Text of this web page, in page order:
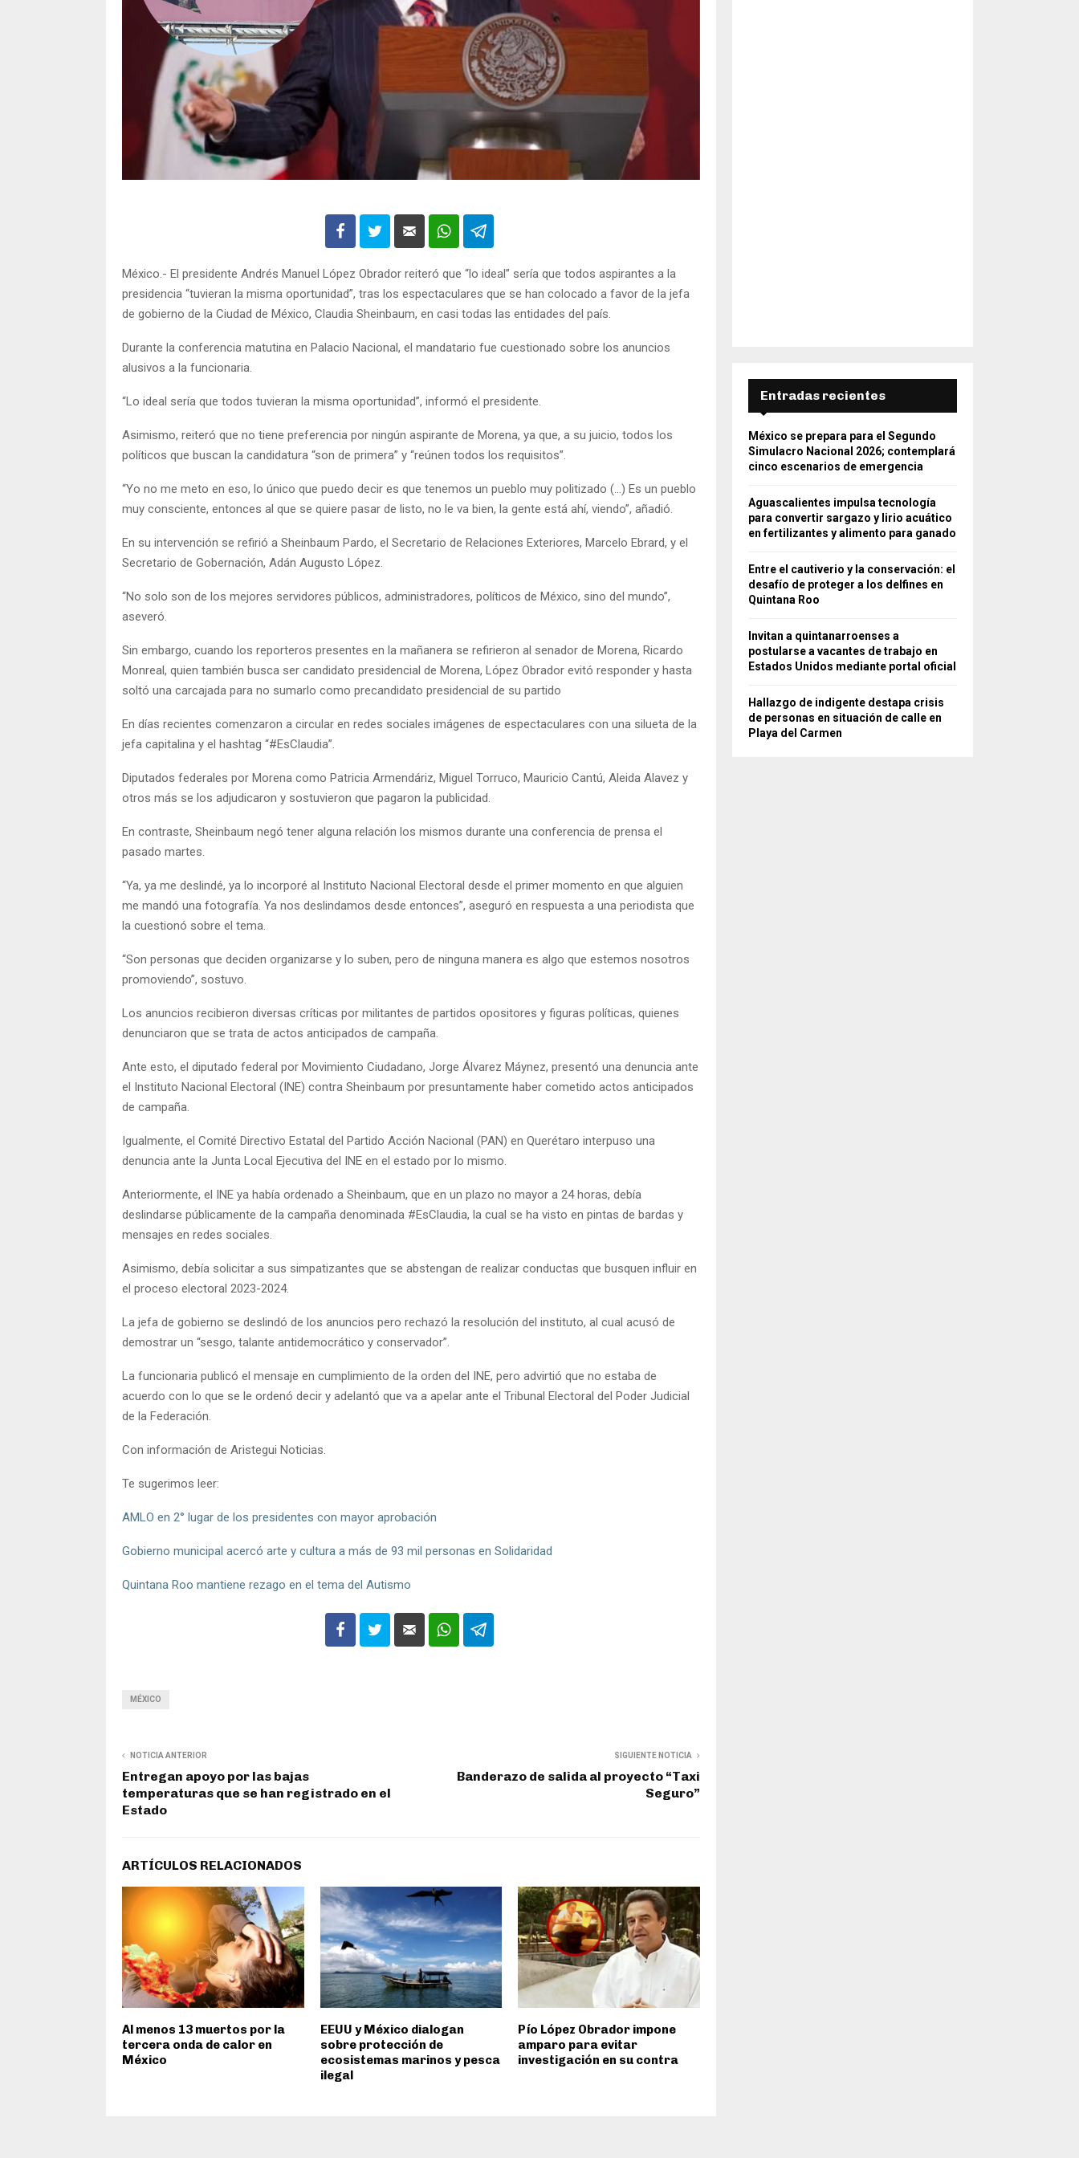
México.- El presidente Andrés Manuel López Obrador reiteró que “lo ideal” sería que todos aspirantes a la
presidencia “tuvieran la misma oportunidad”, tras los espectaculares que se han colocado a favor de la jefa
de gobierno de la Ciudad de México, Claudia Sheinbaum, en casi todas las entidades del país.
Durante la conferencia matutina en Palacio Nacional, el mandatario fue cuestionado sobre los anuncios
alusivos a la funcionaria.
“Lo ideal sería que todos tuvieran la misma oportunidad”, informó el presidente.
Asimismo, reiteró que no tiene preferencia por ningún aspirante de Morena, ya que, a su juicio, todos los
políticos que buscan la candidatura “son de primera” y “reúnen todos los requisitos”.
“Yo no me meto en eso, lo único que puedo decir es que tenemos un pueblo muy politizado (…) Es un pueblo
muy consciente, entonces al que se quiere pasar de listo, no le va bien, la gente está ahí, viendo”, añadió.
En su intervención se refirió a Sheinbaum Pardo, el Secretario de Relaciones Exteriores, Marcelo Ebrard, y el
Secretario de Gobernación, Adán Augusto López.
“No solo son de los mejores servidores públicos, administradores, políticos de México, sino del mundo”,
aseveró.
Sin embargo, cuando los reporteros presentes en la mañanera se refirieron al senador de Morena, Ricardo
Monreal, quien también busca ser candidato presidencial de Morena, López Obrador evitó responder y hasta
soltó una carcajada para no sumarlo como precandidato presidencial de su partido
En días recientes comenzaron a circular en redes sociales imágenes de espectaculares con una silueta de la
jefa capitalina y el hashtag “#EsClaudia”.
Diputados federales por Morena como Patricia Armendáriz, Miguel Torruco, Mauricio Cantú, Aleida Alavez y
otros más se los adjudicaron y sostuvieron que pagaron la publicidad.
En contraste, Sheinbaum negó tener alguna relación los mismos durante una conferencia de prensa el
pasado martes.
“Ya, ya me deslindé, ya lo incorporé al Instituto Nacional Electoral desde el primer momento en que alguien
me mandó una fotografía. Ya nos deslindamos desde entonces”, aseguró en respuesta a una periodista que
la cuestionó sobre el tema.
“Son personas que deciden organizarse y lo suben, pero de ninguna manera es algo que estemos nosotros
promoviendo”, sostuvo.
Los anuncios recibieron diversas críticas por militantes de partidos opositores y figuras políticas, quienes
denunciaron que se trata de actos anticipados de campaña.
Ante esto, el diputado federal por Movimiento Ciudadano, Jorge Álvarez Máynez, presentó una denuncia ante
el Instituto Nacional Electoral (INE) contra Sheinbaum por presuntamente haber cometido actos anticipados
de campaña.
Igualmente, el Comité Directivo Estatal del Partido Acción Nacional (PAN) en Querétaro interpuso una
denuncia ante la Junta Local Ejecutiva del INE en el estado por lo mismo.
Anteriormente, el INE ya había ordenado a Sheinbaum, que en un plazo no mayor a 24 horas, debía
deslindarse públicamente de la campaña denominada #EsClaudia, la cual se ha visto en pintas de bardas y
mensajes en redes sociales.
Asimismo, debía solicitar a sus simpatizantes que se abstengan de realizar conductas que busquen influir en
el proceso electoral 2023-2024.
La jefa de gobierno se deslindó de los anuncios pero rechazó la resolución del instituto, al cual acusó de
demostrar un “sesgo, talante antidemocrático y conservador”.
La funcionaria publicó el mensaje en cumplimiento de la orden del INE, pero advirtió que no estaba de
acuerdo con lo que se le ordenó decir y adelantó que va a apelar ante el Tribunal Electoral del Poder Judicial
de la Federación.
Con información de Aristegui Noticias.
Te sugerimos leer:
AMLO en 2° lugar de los presidentes con mayor aprobación
Gobierno municipal acercó arte y cultura a más de 93 mil personas en Solidaridad
Quintana Roo mantiene rezago en el tema del Autismo
MÉXICO
NOTICIA ANTERIOR
Entregan apoyo por las bajas
temperaturas que se han registrado en el
Estado
SIGUIENTE NOTICIA
Banderazo de salida al proyecto “Taxi
Seguro”
ARTÍCULOS RELACIONADOS
Al menos 13 muertos por la
tercera onda de calor en
México
EEUU y México dialogan
sobre protección de
ecosistemas marinos y pesca
ilegal
Pío López Obrador impone
amparo para evitar
investigación en su contra
Entradas recientes
México se prepara para el Segundo
Simulacro Nacional 2026; contemplará
cinco escenarios de emergencia
Aguascalientes impulsa tecnología
para convertir sargazo y lirio acuático
en fertilizantes y alimento para ganado
Entre el cautiverio y la conservación: el
desafío de proteger a los delfines en
Quintana Roo
Invitan a quintanarroenses a
postularse a vacantes de trabajo en
Estados Unidos mediante portal oficial
Hallazgo de indigente destapa crisis
de personas en situación de calle en
Playa del Carmen